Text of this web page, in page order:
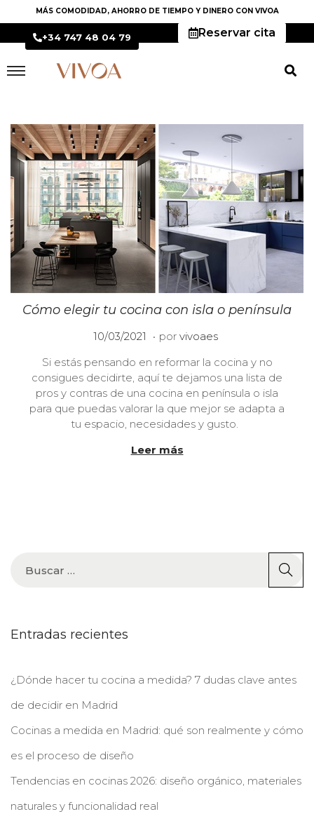
MÁS COMODIDAD, AHORRO DE TIEMPO Y DINERO CON VIVOA
+34 747 48 04 79 Reservar cita
Cómo elegir tu cocina con isla o península
P
b
l
i
c
a
10/03/2021
2
/
0
6
/
2
2
. por vivoaes
Si estás pensando en reformar la cocina y no
consigues decidirte, aquí te dejamos una lista de
pros y contras de una cocina en península o isla
para que puedas valorar la que mejor se adapta a
tu espacio, necesidades y gusto.
Leer más
Entradas recientes
¿Dónde hacer tu cocina a medida? 7 dudas clave antes
de decidir en Madrid
Cocinas a medida en Madrid: qué son realmente y cómo
es el proceso de diseño
Tendencias en cocinas 2026: diseño orgánico, materiales
naturales y funcionalidad real